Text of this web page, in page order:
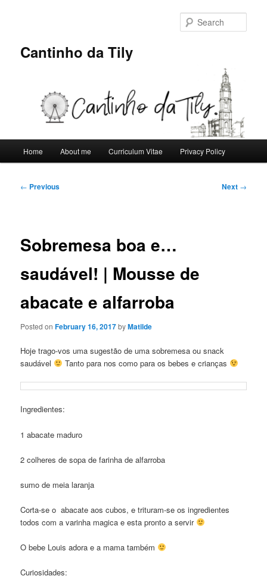
Cantinho da Tily
Home About me Curriculum Vitae Privacy Policy
Post
← Previous Next →
Sobremesa boa e…
saudável! | Mousse de
abacate e alfarroba
Posted onFebruary 16, 2017byMatilde
Hoje trago-vos uma sugestão de uma sobremesa ou snack
saudável
Tanto para nos como para os bebes e crianças
Ingredientes:
1 abacate maduro
2 colheres de sopa de farinha de alfarroba
sumo de meia laranja
Corta-se o abacate aos cubos, e trituram-se os ingredientes
todos com a varinha magica e esta pronto a servir
O bebe Louis adora e a mama também
Curiosidades: